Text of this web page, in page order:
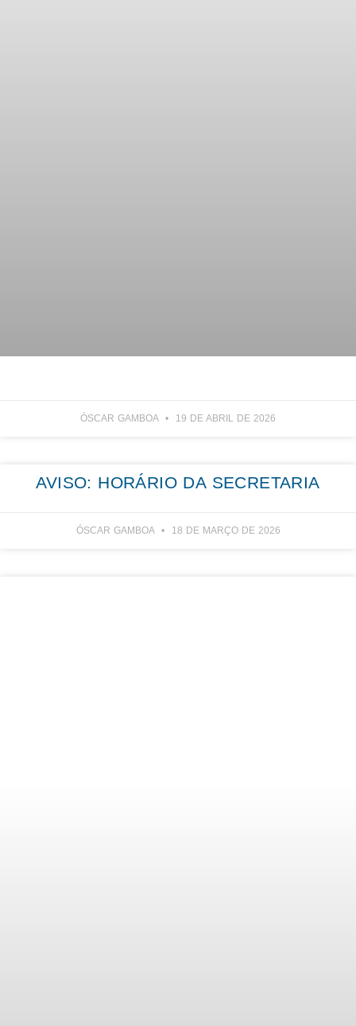
ÓSCAR GAMBOA 19 DE ABRIL DE 2026
AVISO: HORÁRIO DA SECRETARIA
ÓSCAR GAMBOA 18 DE MARÇO DE 2026